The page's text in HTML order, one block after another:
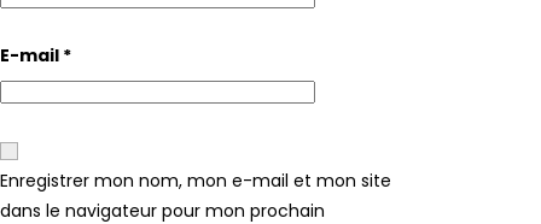
E-mail *
Enregistrer mon nom, mon e-mail et mon site
dans le navigateur pour mon prochain